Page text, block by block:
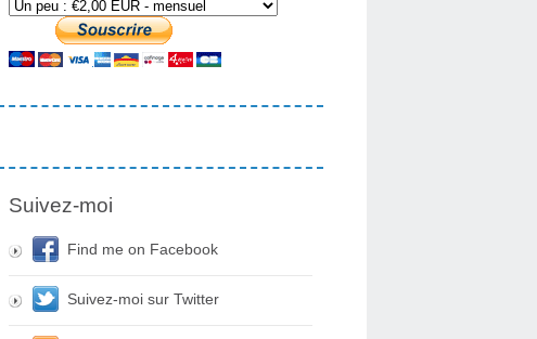
Suivez-moi
Find me on Facebook
Suivez-moi sur Twitter